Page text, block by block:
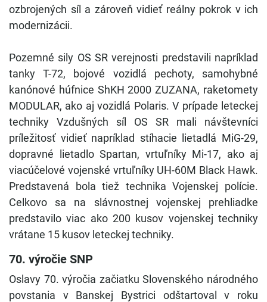
ozbrojených síl a zároveň vidieť reálny pokrok v ich
modernizácii.
Pozemné sily OS SR verejnosti predstavili napríklad
tanky T-72, bojové vozidlá pechoty, samohybné
kanónové húfnice ShKH 2000 ZUZANA, raketomety
MODULAR, ako aj vozidlá Polaris. V prípade leteckej
techniky Vzdušných síl OS SR mali návštevníci
príležitosť vidieť napríklad stíhacie lietadlá MiG-29,
dopravné lietadlo Spartan, vrtuľníky Mi-17, ako aj
viacúčelové vojenské vrtuľníky UH-60M Black Hawk.
Predstavená bola tiež technika Vojenskej polície.
Celkovo sa na slávnostnej vojenskej prehliadke
predstavilo viac ako 200 kusov vojenskej techniky
vrátane 15 kusov leteckej techniky.
70. výročie SNP
Oslavy 70. výročia začiatku Slovenského národného
povstania v Banskej Bystrici odštartoval v roku